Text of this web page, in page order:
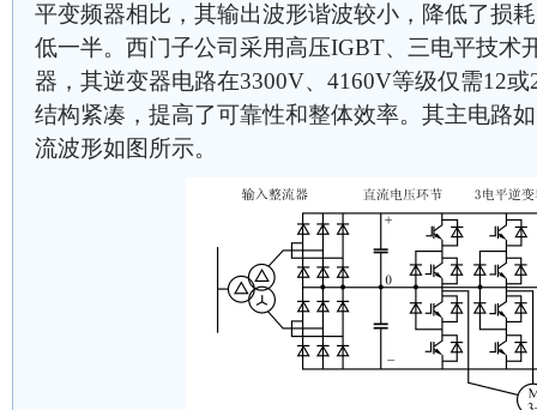
平变频器相比，其输出波形谐波较小，降低了损
低一半。西门子公司采用高压IGBT、三电平技术
器，其逆变器电路在3300V、4160V等级仅需12
结构紧凑，提高了可靠性和整体效率。其主电路
流波形如图所示。